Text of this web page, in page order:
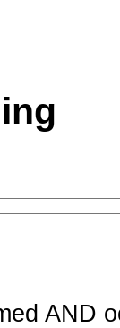
AND